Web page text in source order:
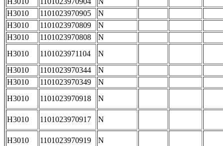
H3010
1101023970905
N
H3010
1101023970809
N
H3010
1101023970808
N
H3010
1101023971104
N
H3010
1101023970344
N
H3010
1101023970349
N
H3010
1101023970918 N
H3010 1101023970917 N
H3010 1101023970919
N